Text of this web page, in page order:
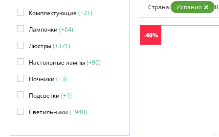
Возврат
Отзывы
Дизайнерам
Бренды
Контакты
Прованс
Современный
Хай тек
Страна: Испания
-40%
Комплектующие(+21)
Лампочки (+64)
Люстры(+371)
Настольные лампы(+96)
Ночники (+3)
Подсветки (+1)
Светильники (+940)